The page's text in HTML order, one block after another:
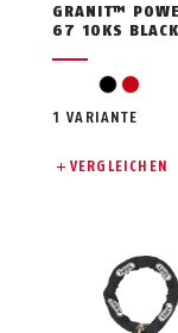
GRANIT™
67 10KS
black
red
1 VARIANTE
VERGLEICHEN